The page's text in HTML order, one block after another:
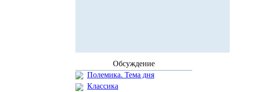
Обсуждение
Полемика. Тема дня
Классика